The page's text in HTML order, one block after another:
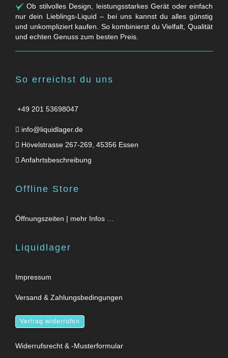
Ob stilvolles Design, leistungsstarkes Gerät oder einfach
nur dein Lieblings-Liquid – bei uns kannst du alles günstig
und unkompliziert kaufen. So kombinierst du Vielfalt, Qualität
und echten Genuss zum besten Preis.
So erreichst du uns
+49 201 53698047
info@liquidlager.de
Hövelstrasse 267-269, 45356 Essen
Anfahrtsbeschreibung
Offline Store
Öffnungszeiten | mehr Infos …
Liquidlager
Impressum
Versand & Zahlungsbedingungen
Vertrag widerrufen
Widerrufsrecht & -Musterformular